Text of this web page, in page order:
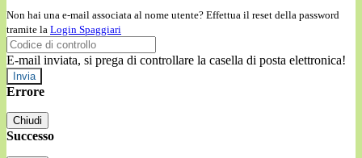
Non hai una e-mail associata al nome utente? Effettua il reset della password
tramite la Login Spaggiari
E-mail inviata, si prega di controllare la casella di posta elettronica!
Errore
Chiudi
Successo